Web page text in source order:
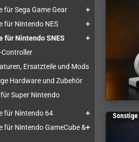
für Sega Game Gear add
für Nintendo NES add
für Nintendo SNES add
Controller
Ersatzteile und Mods
Hardware und Zubehör
für Super Nintendo
für Nintendo 64 add
für Nintendo GameCube &add